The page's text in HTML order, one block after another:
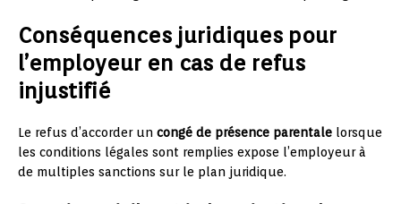
Conséquences juridiques pour
l’employeur en cas de refus
injustifié
Le refus d’accorder un congé de présence parentale lorsque
les conditions légales sont remplies expose l’employeur à
de multiples sanctions sur le plan juridique.